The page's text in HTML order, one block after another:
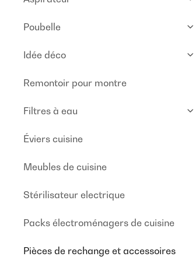
Poubelle
Idée déco
Remontoir pour montre
Filtres à eau
Éviers cuisine
Meubles de cuisine
Stérilisateur electrique
Packs électroménagers de cuisine
Pièces de rechange et accessoires